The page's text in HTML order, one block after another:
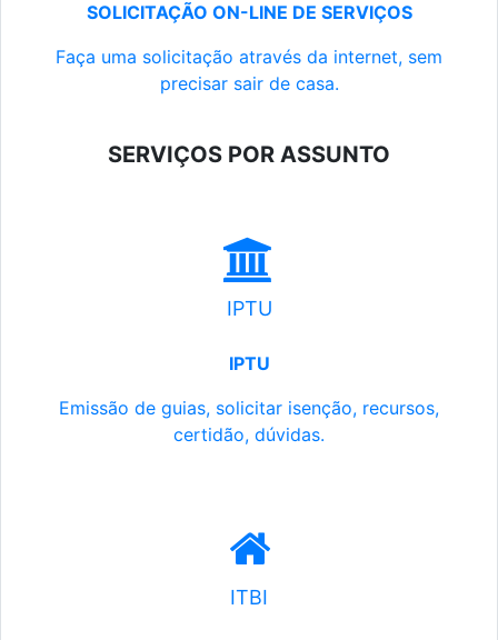
SOLICITAÇÃO ON-LINE DE SERVIÇOS
Faça uma solicitação através da internet, sem
precisar sair de casa.
SERVIÇOS POR ASSUNTO
IPTU
IPTU
Emissão de guias, solicitar isenção, recursos,
certidão, dúvidas.
ITBI